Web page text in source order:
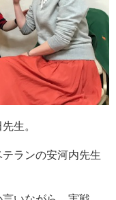
生。
ランの安河内先生